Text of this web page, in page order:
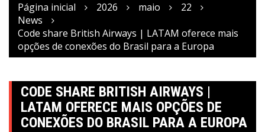
Página inicial 2026 maio
22
News
Code share British Airways | LATAM oferece mais
opções de conexões do Brasil para a Europa
CODE SHARE BRITISH AIRWAYS |
LATAM OFERECE MAIS OPÇÕES DE
CONEXÕES DO BRASIL PARA A EUROPA